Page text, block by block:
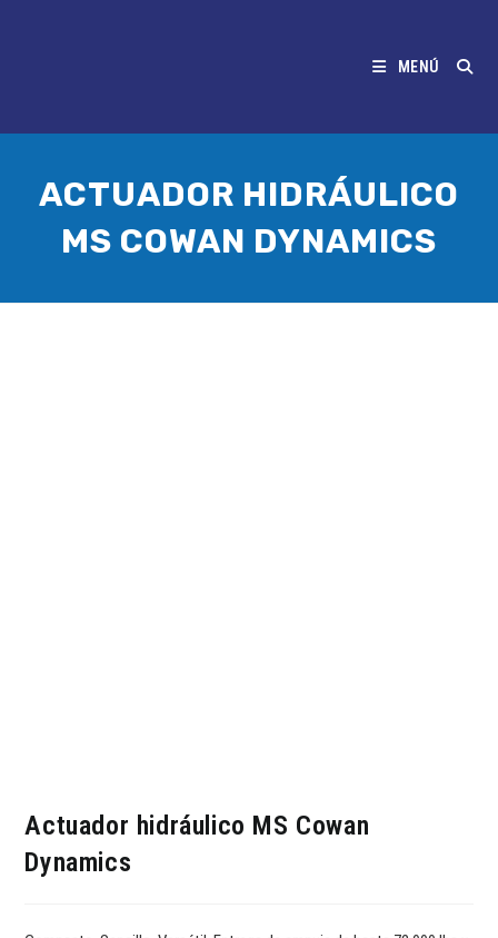
MENÚ
ACTUADOR HIDRÁULICO
MS COWAN DYNAMICS
Actuador hidráulico MS Cowan
Dynamics